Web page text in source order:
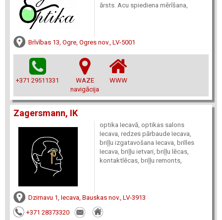
ārsts. Acu spiediena mērīšana,
Brīvības 13, Ogre, Ogres nov., LV-5001
+371 29511331
WAZE
navigācija
WWW
Zagersmann, IK
optika Iecavā, optikas salons
Iecava, redzes pārbaude Iecava,
briļļu izgatavošana Iecava, brilles
Iecava, briļļu ietvari, briļļu lēcas,
kontaktlēcas, briļļu remonts,
Dzirnavu 1, Iecava, Bauskas nov., LV-3913
+371 28373320